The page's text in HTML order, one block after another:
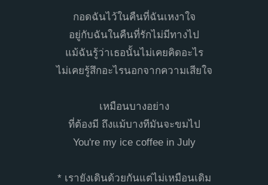
กอดฉันไว้ในคืนที่ฉันเหงาใจ
อยู่กับฉันในคืนที่รักไม่มีทางไป
แม้ฉันรู้ว่าเธอนั้นไม่เคยคิดอะไร
ไม่เคยรู้สึกอะไรนอกจากความเสียใจ
เหมือนบางอย่าง
ที่ต้องมี ถึงแม้บางทีมันจะขมไป
You're my ice coffee in July
* เรายังเดินด้วยกันแต่ไม่เหมือนเดิม